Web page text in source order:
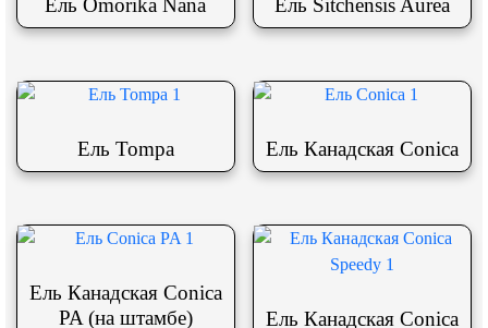
Ель Tompa Ель Канадская Conica
Ель Канадская Conica
PA (на штамбе)
Ель Канадская Conica